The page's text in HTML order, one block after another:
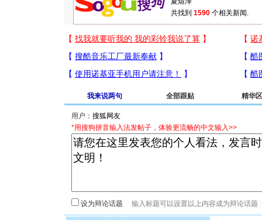
共找到 1590 个相关新闻.
我来说两句 全部跟贴 精华区
用户：
*用搜狗拼音输入法发帖子，体验更流畅的中文输入>>
设为辩论话题